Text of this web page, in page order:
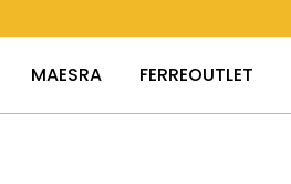
MAESRA FERREOUTLET